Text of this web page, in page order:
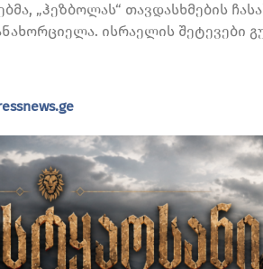
„ჰეზბოლას“ თავდასხმების
ისრაელის